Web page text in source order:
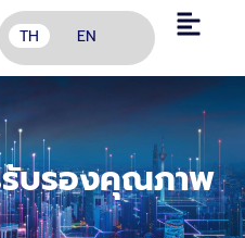
TH EN
รับรองคุณภาพ